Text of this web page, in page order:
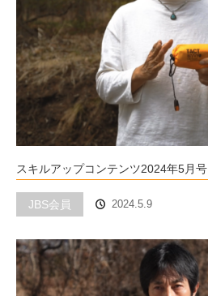
スキルアップコンテンツ2024年5月号
JBS会員 2024.5.9